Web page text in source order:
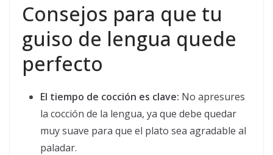
Consejos para que tu
guiso de lengua quede
perfecto
El tiempo de cocción es clave: No apresures
la cocción de la lengua, ya que debe quedar
muy suave para que el plato sea agradable al
paladar.